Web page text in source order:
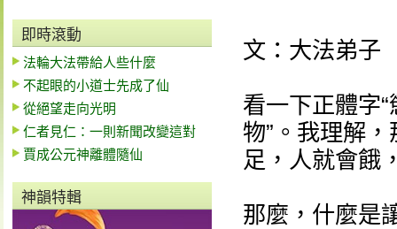
即時滾動
法輪大法帶給人些什麼
不起眼的小道士先成了仙
從絕望走向光明
仁者見仁：一則新聞改變這對
賈成公元神離體隨仙
神韻特輯
文：大法弟子
看一下正體字
物”。我理解
足，人就會餓
那麼，什麼是